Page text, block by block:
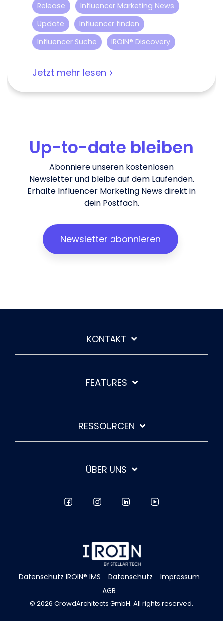
Release
Influencer Marketing News
Update
Influencer finden
Influencer Suche
IROIN® Discovery
Jetzt mehr lesen
Up-to-date bleiben
Abonniere unseren kostenlosen
Newsletter und bleibe auf dem Laufenden.
Erhalte Influencer Marketing News direkt in
dein Postfach.
Newsletter abonnieren
KONTAKT
FEATURES
RESSOURCEN
ÜBER UNS
Datenschutz IROIN® IMS Datenschutz
Impressum
AGB
© 2026 CrowdArchitects GmbH. All rights reserved.